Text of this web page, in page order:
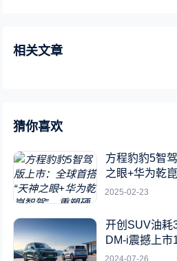
相关文章
猜你喜欢
方程豹豹5智
之眼+华为乾
标杆
2025-02-23
开创SUV油耗
DM-i震撼上市
2024-07-26